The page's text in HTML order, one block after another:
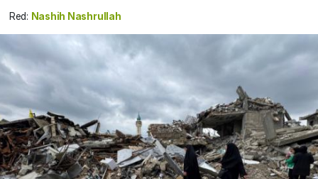
Red: Nashih Nashrullah